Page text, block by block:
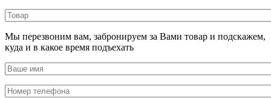
Мы перезвоним вам, забронируем за Вами товар и подскажем,
куда и в какое время подъехать